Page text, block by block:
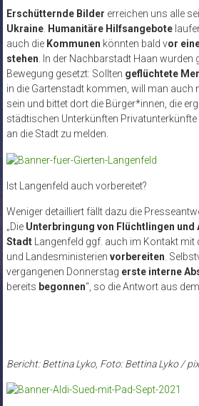
Erschütternde Bilder erreichen uns alle
Ukraine. Humanitäre Hilfsangebote
auch die Kommunen könnten bald vor
stehen . In der Nachbarstadt Haan wurden
Bewegung gesetzt: Sollten geflüchtete
in die Gartenstadt kommen, will man auch
sein und bittet dort die Bürger*innen, die
städtischen Unterkünften Privatunterkünfte
an die Stadt zu melden.
Ist Langenfeld auch vorbereitet?
Weniger detailliert fällt dazu die
„Die Unterbringung von Flüchtlingen und
StadtLangenfeld ggf. auch im Kontakt mit
und Landesministerien vorbereiten .
vergangenen Donnerstag erste interne
bereits begonnen“, so die Antwort aus
Bericht: Bettina Lyko, Foto: Bettina Lyko /